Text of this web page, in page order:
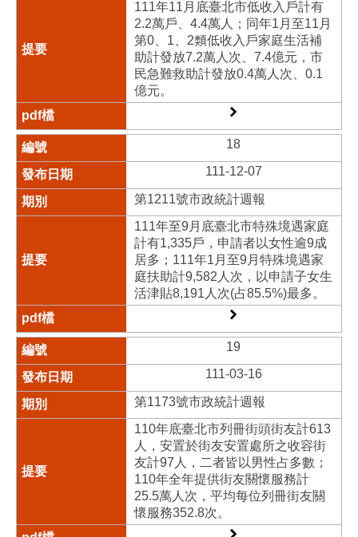
111年11月底臺北市低收入戶計有
2.2萬戶、4.4萬人；同年1月至11月
第0、1、2類低收入戶家庭生活補
助計發放7.2萬人次、7.4億元，市
民急難救助計發放0.4萬人次、0.1
億元。
18
111-12-07
第1211號市政統計週報
111年至9月底臺北市特殊境遇家庭
計有1,335戶，申請者以女性逾9成
居多；111年1月至9月特殊境遇家
庭扶助計9,582人次，以申請子女生
活津貼8,191人次(占85.5%)最多。
19
111-03-16
第1173號市政統計週報
110年底臺北市列冊街頭街友計613
人，安置於街友安置處所之收容街
友計97人，二者皆以男性占多數；
110年全年提供街友關懷服務計
25.5萬人次，平均每位列冊街友關
懷服務352.8次。